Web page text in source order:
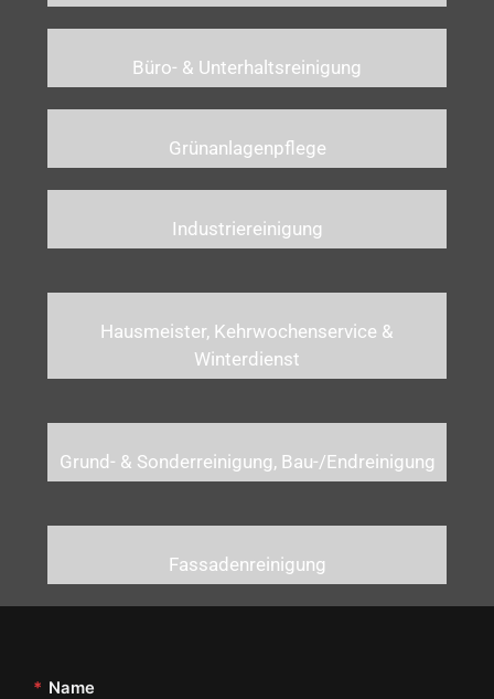
Büro- & Unterhaltsreinigung
Grünanlagenpflege
Industriereinigung
Hausmeister, Kehrwochenservice &
Winterdienst
Grund- & Sonderreinigung, Bau-/Endreinigung
Fassadenreinigung
* Name